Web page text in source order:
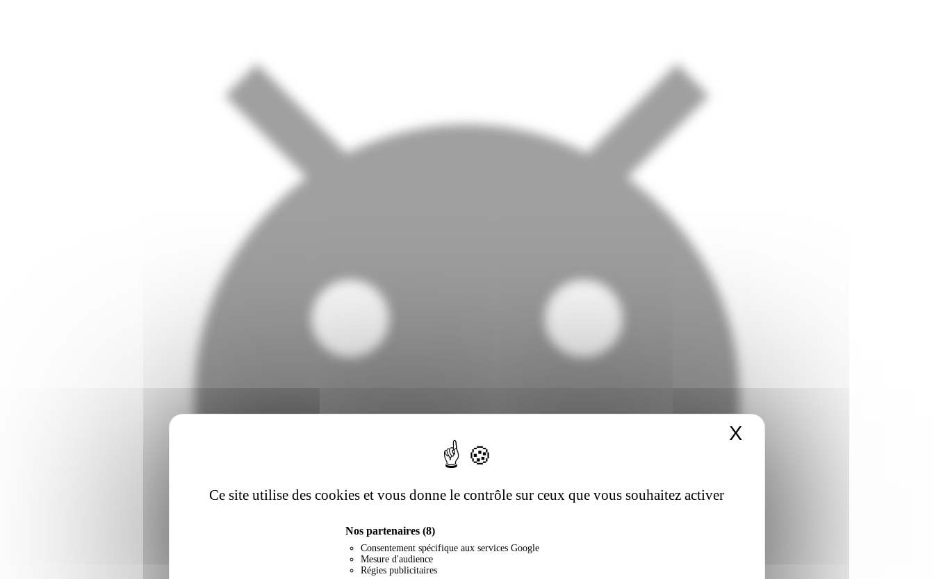
Ce site utilise des cookies et vous donne le contrôle sur ceux que vous souhaitez activer
Nos partenaires (8)
Consentement spécifique aux services Google
Mesure d'audience
Régies publicitaires
X